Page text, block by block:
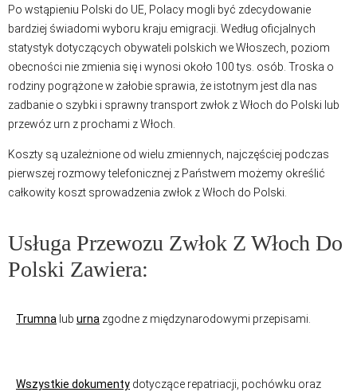
Po wstąpieniu Polski do UE, Polacy mogli być zdecydowanie
bardziej świadomi wyboru kraju emigracji. Według oficjalnych
statystyk dotyczących obywateli polskich we Włoszech, poziom
obecności nie zmienia się i wynosi około 100 tys. osób. Troska o
rodziny pogrążone w żałobie sprawia, że istotnym jest dla nas
zadbanie o szybki i sprawny transport zwłok z Włoch do Polski lub
przewóz urn z prochami z Włoch.
Koszty są uzależnione od wielu zmiennych, najczęściej podczas
pierwszej rozmowy telefonicznej z Państwem możemy określić
całkowity koszt sprowadzenia zwłok z Włoch do Polski.
Usługa Przewozu Zwłok Z Włoch Do
Polski Zawiera:
Trumna lub urna zgodne z międzynarodowymi przepisami.
Wszystkie dokumenty dotyczące repatriacji, pochówku oraz